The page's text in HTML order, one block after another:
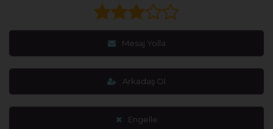
Mesaj Yolla
Arkadaş Ol
Engelle